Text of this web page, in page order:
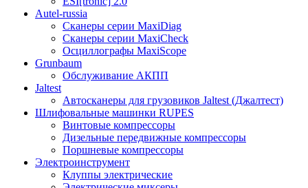
Autel-russia
Сканеры серии MaxiDiag
Сканеры серии MaxiCheck
Осциллографы MaxiScope
Grunbaum
Обслуживание АКПП
Jaltest
Автосканеры для грузовиков Jaltest (Джалтест)
Шлифовальные машинки RUPES
Винтовые компрессоры
Дизельные передвижные компрессоры
Поршневые компрессоры
Электроинструмент
Клуппы электрические